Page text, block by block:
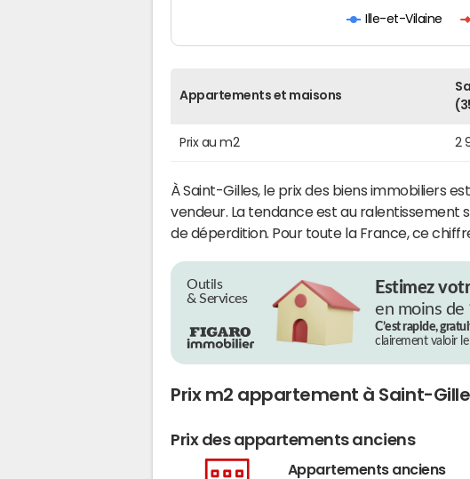
Ille-et-Vilaine
Appartements et maisons
Prix au m2 2
À Saint-Gilles, le prix des biens immobiliers
vendeur. La tendance est au ralentissement
de déperdition. Pour toute la France, ce
Outils
& Services
Estimez
en moins de
C’est rapide,
clairement valoir
Prix m2 appartement à Saint-
Prix des appartements anciens
Appartements anciens